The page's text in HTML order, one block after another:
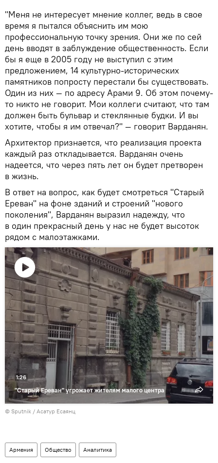
"Меня не интересует мнение коллег, ведь в свое
время я пытался объяснить им мою
профессиональную точку зрения. Они же по сей
день вводят в заблуждение общественность. Если
бы я еще в 2005 году не выступил с этим
предложением, 14 культурно-исторических
памятников попросту перестали бы существовать.
Один из них — по адресу Арами 9. Об этом почему-
то никто не говорит. Мои коллеги считают, что там
должен быть бульвар и стеклянные будки. И вы
хотите, чтобы я им отвечал?" — говорит Варданян.
Архитектор признается, что реализация проекта
каждый раз откладывается. Варданян очень
надеется, что через пять лет он будет претворен
в жизнь.
В ответ на вопрос, как будет смотреться "Старый
Ереван" на фоне зданий и строений "нового
поколения", Варданян выразил надежду, что
в один прекрасный день у нас не будет высоток
рядом с малоэтажками.
Воспроизвести
видео
"Старый Ереван" угрожает жителям малого центра
1:26
© Sputnik / Асатур Есаянц
Армения Общество Аналитика